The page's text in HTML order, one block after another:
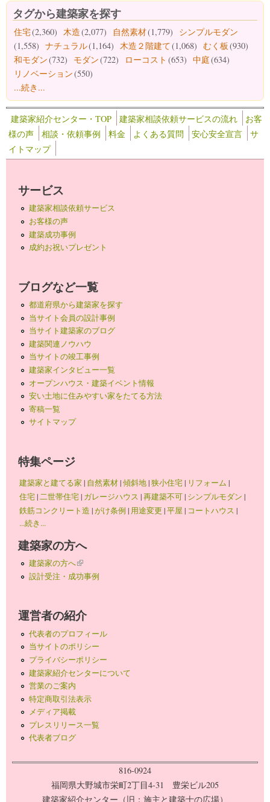
タグから建築家を探す
住宅(2,360) 木造(2,077) 自然素材(1,779)
シンプルモダン
(1,558) ナチュラル(1,164) 木造２階建て(1,068) むく板 (930)
和モダン(732) モダン(722) ローコスト (653) 中庭(634)
リノベーション(550)
...続き...
建築家紹介センター・TOP 建築家相談依頼サービスの流れ
お客
様の声
相談・依頼事例 料金 よくある質問 安心安全宣言
サ
イトマップ
サービス
建築家相談依頼サービス
お客様の声
建築成功事例
成約お祝いプレゼント
ブログなど一覧
都道府県から建築家を探す
当サイト会員の設計事例
当サイト建築家のブログ
建築関連ノウハウ
当サイトの竣工事例
建築家インタビュー一覧
オープンハウス・建築イベント情報
安い土地に住みやすい家をたてる方法
寄稿一覧
サイトマップ
特集ページ
建築家と建てる家 | 自然素材|傾斜地|狭小住宅| リフォーム |
住宅|二世帯住宅| ガレージハウス |再建築不可| シンプルモダン |
鉄筋コンクリート造 |がけ条例 | 用途変更 |平屋 | コートハウス |
...続き...
建築家の方へ
建築家の方へ(link is external)
設計受注・成功事例
運営者の紹介
代表者のプロフィール
当サイトのポリシー
プライバシーポリシー
建築家紹介センターについて
営業のご案内
特定商取引法表示
メディア掲載
プレスリリース一覧
代表者ブログ
816-0924
福岡県大野城市栄町2丁目4-31 豊栄ビル205
建築家紹介センター（旧：施主と建築士の広場）